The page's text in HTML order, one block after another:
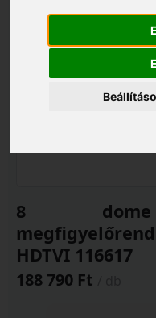
8 dome
HDTVI 116617
188 790 Ft